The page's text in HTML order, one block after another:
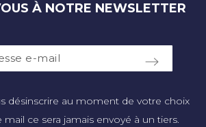
À NOTRE NEWSLETTER
désinscrire au moment de votre choix
mail ce sera jamais envoyé à un tiers.